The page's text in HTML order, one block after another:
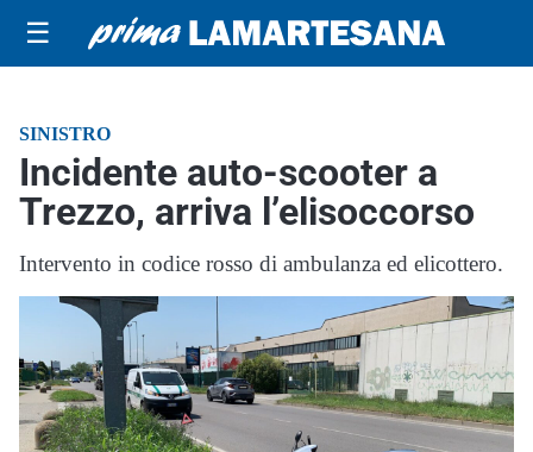
☰
SINISTRO
Incidente auto-scooter a
Trezzo, arriva l’elisoccorso
Intervento in codice rosso di ambulanza ed elicottero.